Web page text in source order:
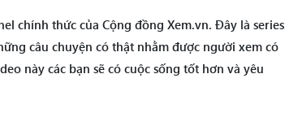
chính thức của Cộng đồng Xem.vn. Đây là series
câu chuyện có thật nhằm được người xem có
này các bạn sẽ có cuộc sống tốt hơn và yêu